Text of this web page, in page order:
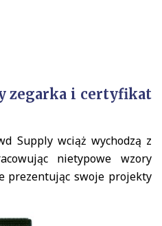
zegarka i certyfikat
Supply wciąż wychodzą z
nietypowe wzory
prezentując swoje projekty